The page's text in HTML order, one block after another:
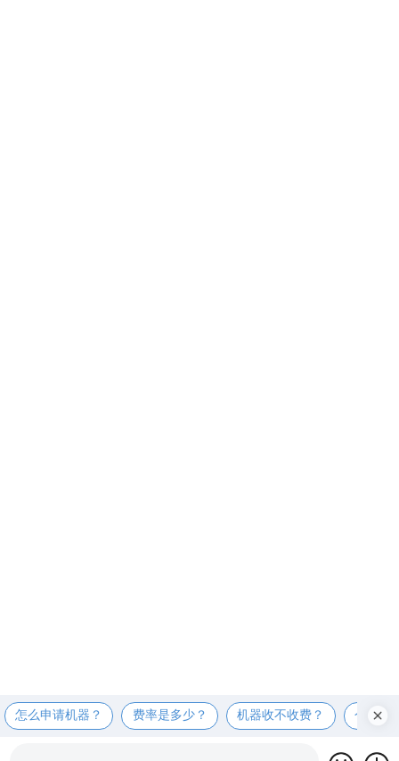
怎么申请机器？ 费率是多少？ 机器收不收费？ 个人可